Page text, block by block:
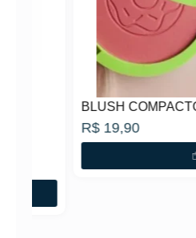
BLUSH COMPACTO
19,90